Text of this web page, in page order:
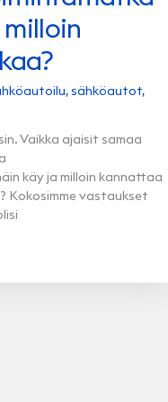
,sähköautot,
Vaikka ajaisit samaa
käy ja milloin kannattaa
Kokosimme vastaukset